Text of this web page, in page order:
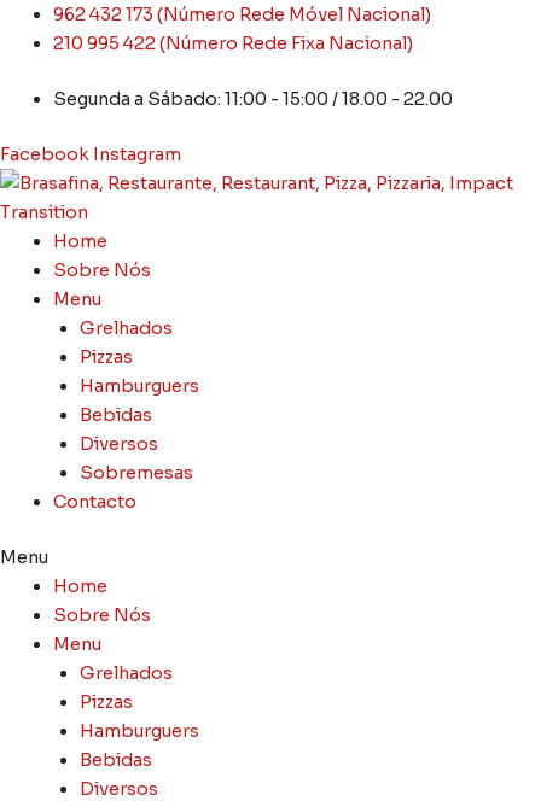
Skip
962 432 173 (Número Rede Móvel Nacional)
210 995 422 (Número Rede Fixa Nacional)
Segunda a Sábado: 11:00 - 15:00 / 18.00 - 22.00
Facebook Instagram
Home
Sobre Nós
Menu
Grelhados
Pizzas
Hamburguers
Bebidas
Diversos
Sobremesas
Contacto
Menu
Home
Sobre Nós
Menu
Grelhados
Pizzas
Hamburguers
Bebidas
Diversos